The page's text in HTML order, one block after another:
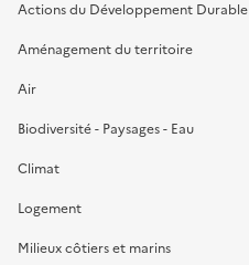
Actions du Développement Durable
Aménagement du territoire
Air
Biodiversité - Paysages - Eau
Climat
Logement
Milieux côtiers et marins